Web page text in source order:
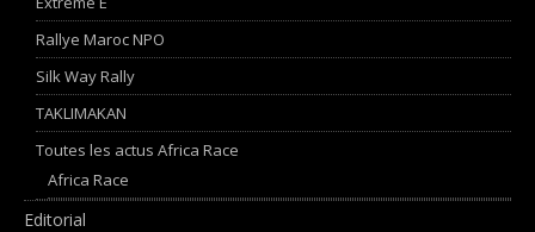
Rallye Maroc NPO
Silk Way Rally
TAKLIMAKAN
Toutes les actus Africa Race
Africa Race
Editorial